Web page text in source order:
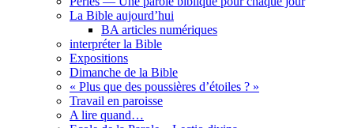
La Bible aujourd’hui
BA articles numériques
interpréter la Bible
Expositions
Dimanche de la Bible
« Plus que des poussières d’étoiles ? »
Travail en paroisse
A lire quand…